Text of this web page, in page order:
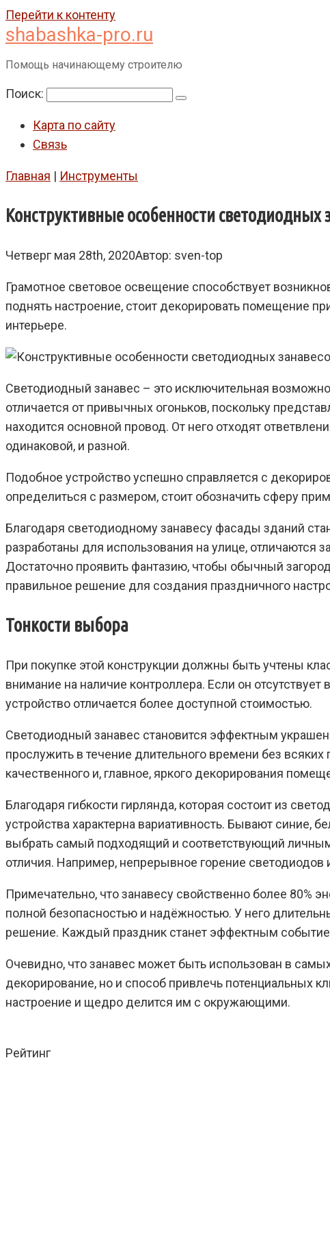
Перейти к контенту
shabashka-pro.ru
Помощь начинающему строителю
Поиск:
Карта по сайту
Связь
Главная | Инструменты
Конструктивные особенности светодиодных
Четверг мая 28th, 2020Автор: sven-top
Грамотное световое освещение способствует
поднять настроение, стоит декорировать помещение
интерьере.
Светодиодный занавес – это исключительная
отличается от привычных огоньков, поскольку
находится основной провод. От него отходят
одинаковой, и разной.
Подобное устройство успешно справляется с
определиться с размером, стоит обозначить сферу
Благодаря светодиодному занавесу фасады зданий
разработаны для использования на улице,
Достаточно проявить фантазию, чтобы обычный
правильное решение для создания праздничного
Тонкости выбора
При покупке этой конструкции должны быть учтены
внимание на наличие контроллера. Если он
устройство отличается более доступной стоимостью.
Светодиодный занавес становится эффектным
прослужить в течение длительного времени без
качественного и, главное, яркого декорирования
Благодаря гибкости гирлянда, которая состоит из
устройства характерна вариативность. Бывают
выбрать самый подходящий и соответствующий
отличия. Например, непрерывное горение
Примечательно, что занавесу свойственно более 80%
полной безопасностью и надёжностью. У него
решение. Каждый праздник станет эффектным
Очевидно, что занавес может быть использован в
декорирование, но и способ привлечь потенциальных
настроение и щедро делится им с окружающими.
Рейтинг